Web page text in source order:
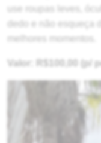
use roupas leves,
dedo e não esqueça
melhores momentos.
Valor: R$100,00 (p/